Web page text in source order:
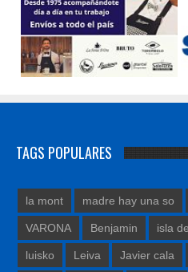
TAGS POPULARES
la mont madre hay una so
VARONA Benjamin isla de
luisko Leiva Javier cala